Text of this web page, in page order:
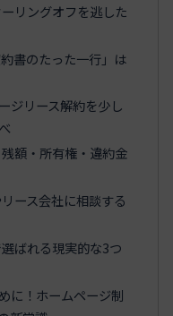
リングオフを逃した
書のたった一行」は
ジリース解約を少し
額・所有権・違約金
ース会社に相談する
ばれる現実的な3つ
に！ホームページ制